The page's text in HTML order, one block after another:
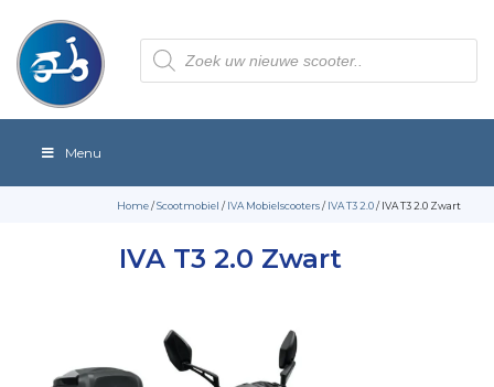
Producten
zoeken
Menu
Home/Scootmobiel /IVA Mobielscooters/IVA T3 2.0/ IVA T3 2.0 Zwart
IVA T3 2.0 Zwart